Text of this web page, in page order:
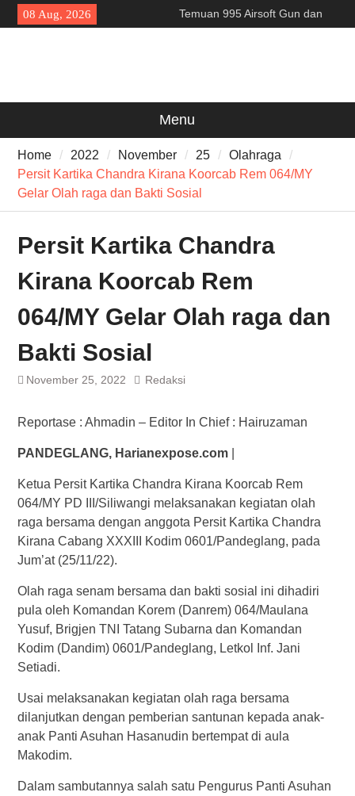
Skip
to
08 Aug, 2026
Temuan 995 Airsoft Gun dan
Narkoba di Sekolah Kebayoran
Masyarakat”
Menu
Home 2022 November 25
Olahraga
Persit Kartika Chandra Kirana Koorcab Rem 064/MY
Gelar Olah raga dan Bakti Sosial
Persit Kartika Chandra
Kirana Koorcab Rem
064/MY Gelar Olah raga dan
Bakti Sosial
November 25, 2022 Redaksi
Reportase : Ahmadin – Editor In Chief : Hairuzaman
PANDEGLANG, Harianexpose.com|
Ketua Persit Kartika Chandra Kirana Koorcab Rem
064/MY PD III/Siliwangi melaksanakan kegiatan olah
raga bersama dengan anggota Persit Kartika Chandra
Kirana Cabang XXXIII Kodim 0601/Pandeglang, pada
Jum’at (25/11/22).
Olah raga senam bersama dan bakti sosial ini dihadiri
pula oleh Komandan Korem (Danrem) 064/Maulana
Yusuf, Brigjen TNI Tatang Subarna dan Komandan
Kodim (Dandim) 0601/Pandeglang, Letkol Inf. Jani
Setiadi.
Usai melaksanakan kegiatan olah raga bersama
dilanjutkan dengan pemberian santunan kepada anak-
anak Panti Asuhan Hasanudin bertempat di aula
Makodim.
Dalam sambutannya salah satu Pengurus Panti Asuhan